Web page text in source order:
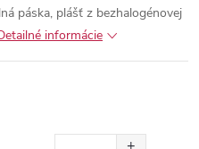
páska, plášť z bezhalogénovej
informácie